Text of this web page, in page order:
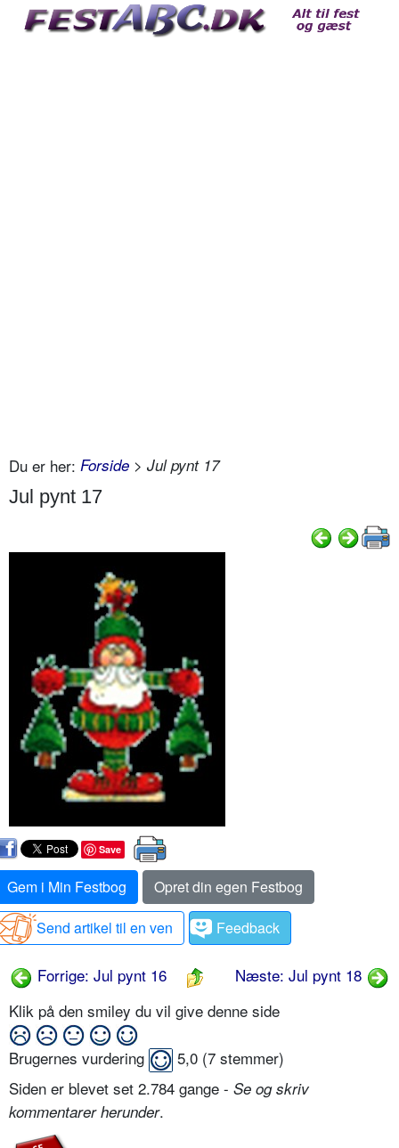
Du er her: Forside > Jul pynt 17
Jul pynt 17
Save
Gem i Min Festbog
Opret din egen Festbog
Send artikel til en ven
Feedback
Forrige: Jul pynt 16
Næste: Jul pynt 18
Klik på den smiley du vil give denne side
Brugernes vurdering 5,0 (7 stemmer)
Siden er blevet set 2.784 gange - Se og skriv
kommentarer herunder.